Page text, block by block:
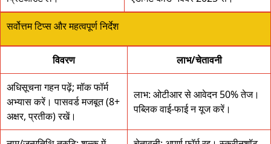
सर्वोत्तम टिप्स और महत्वपूर्ण निर्देश
विवरण लाभ/चेतावनी
अधिसूचना गहन पढ़ें; मॉक फॉर्म
अभ्यास करें। पासवर्ड मजबूत (8+
अक्षर, प्रतीक) रखें।
लाभ: ओटीआर से आवेदन 50% तेज।
पब्लिक वाई-फाई न यूज करें।